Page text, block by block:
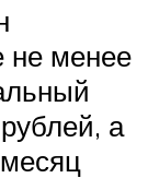
не менее
а